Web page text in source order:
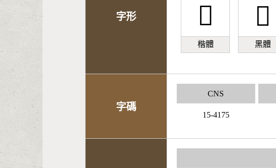
字形 𣈻
楷體
𣈻
黑體
字碼
CNS
15-4175